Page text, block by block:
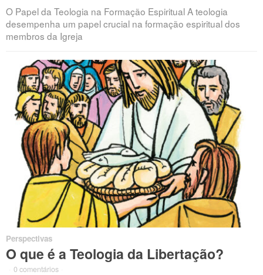
O Papel da Teologia na Formação Espiritual A teologia
desempenha um papel crucial na formação espiritual dos
membros da Igreja
Perspectivas
O que é a Teologia da Libertação?
0 comentários